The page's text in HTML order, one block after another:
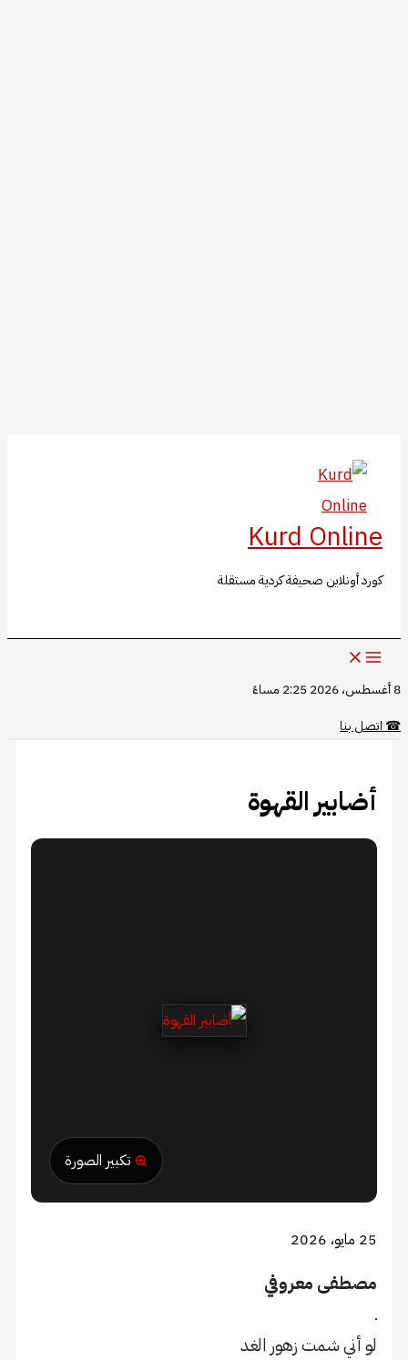
المحتوى
Kurd Online
كورد أونلاين صحيفة كردية مستقلة
8 أغسطس، 2026 2:25 مساءً
☎اتصل بنا
أضابير القهوة
تكبير الصورة
25 مايو، 2026
مصطفى معروفي
ـ
لو أني شمت زهور الغد